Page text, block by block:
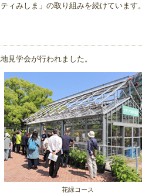
ィみしま」の取り組みを続けています。
見学会が行われました。
花緑コース